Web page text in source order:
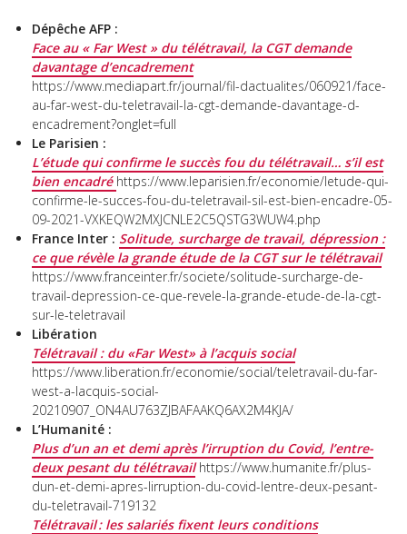
Dépêche AFP :
Face au « Far West » du télétravail, la CGT demande
davantage d’encadrement
https://www.mediapart.fr/journal/fil-dactualites/060921/face-
au-far-west-du-teletravail-la-cgt-demande-davantage-d-
encadrement?onglet=full
Le Parisien :
L’étude qui confirme le succès fou du télétravail… s’il est
bien encadré https://www.leparisien.fr/economie/letude-qui-
confirme-le-succes-fou-du-teletravail-sil-est-bien-encadre-05-
09-2021-VXKEQW2MXJCNLE2C5QSTG3WUW4.php
France Inter : Solitude, surcharge de travail, dépression :
ce que révèle la grande étude de la CGT sur le télétravail
https://www.franceinter.fr/societe/solitude-surcharge-de-
travail-depression-ce-que-revele-la-grande-etude-de-la-cgt-
sur-le-teletravail
Libération
Télétravail : du «Far West» à l’acquis social
https://www.liberation.fr/economie/social/teletravail-du-far-
west-a-lacquis-social-
20210907_ON4AU763ZJBAFAAKQ6AX2M4KJA/
L’Humanité :
Plus d’un an et demi après l’irruption du Covid, l’entre-
deux pesant du télétravailhttps://www.humanite.fr/plus-
dun-et-demi-apres-lirruption-du-covid-lentre-deux-pesant-
du-teletravail-719132
Télétravail : les salariés fixent leurs conditions